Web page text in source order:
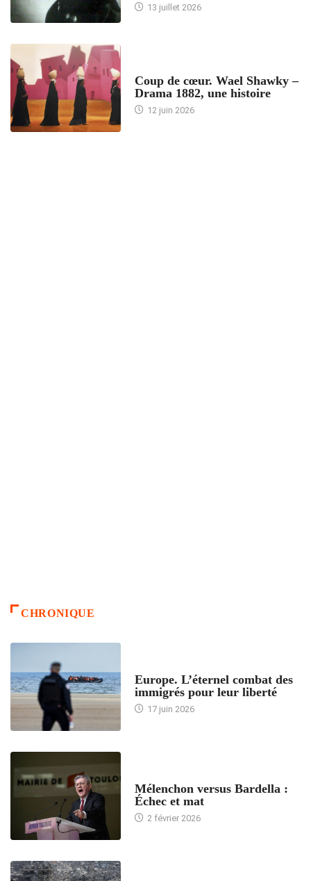
13 juillet 2026
Coup de cœur. Wael Shawky –
Drama 1882, une histoire
12 juin 2026
CHRONIQUE
Europe. L’éternel combat des
immigrés pour leur liberté
17 juin 2026
Mélenchon versus Bardella :
Échec et mat
2 février 2026